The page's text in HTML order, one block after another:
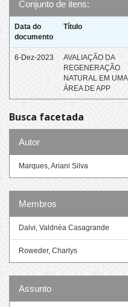
Conjunto de itens:
Data do
documento
Título
6-Dez-2023
AVALIAÇÃO DA
REGENERAÇÃO
NATURAL EM UMA
ÁREA DE APP
Busca facetada
Autor
Marques, Ariani Silva
Membros
Dalvi, Valdnéa Casagrande
Roweder, Charlys
Assunto